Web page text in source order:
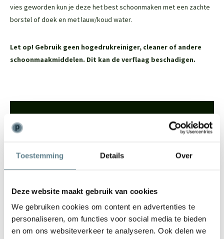
Toestemming Details Over
Deze website maakt gebruik van cookies
We gebruiken cookies om content en advertenties te
personaliseren, om functies voor social media te bieden
en om ons websiteverkeer te analyseren. Ook delen we
vies geworden kun je deze het best schoonmaken met een zachte
borstel of doek en met lauw/koud water.
Let op! Gebruik geen hogedrukreiniger, cleaner of andere
schoonmaakmiddelen. Dit kan de verflaag beschadigen.
Wil je advies of heb je een vraag? Neem contact op met ons
Start chat
Bel0344-228104
Mailinfo@polyesterplantenbakken.nl
Whatsapp0344-228104